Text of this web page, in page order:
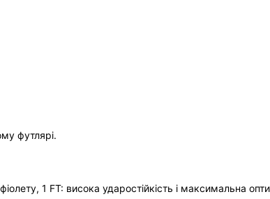
футлярі.
1 FT: висока ударостійкість і максимальна